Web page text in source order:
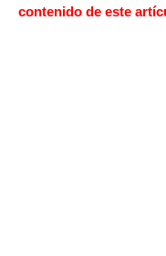
contenido de este